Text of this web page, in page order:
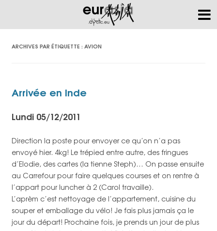
ARCHIVES PAR ÉTIQUETTE : AVION
Arrivée en Inde
Lundi 05/12/2011
Direction la poste pour envoyer ce qu’on n’a pas
envoyé hier. 4kg! Le trépied entre autre, des fringues
d’Elodie, des cartes (la tienne Steph)… On passe ensuite
au Carrefour pour faire quelques courses et on rentre à
l’appart pour luncher à 2 (Carol travaille).
L’aprèm c’est nettoyage de l’appartement, cuisine du
souper et emballage du vélo! Je fais plus jamais ça le
jour du départ! Prochaine fois, je prends un jour de plus